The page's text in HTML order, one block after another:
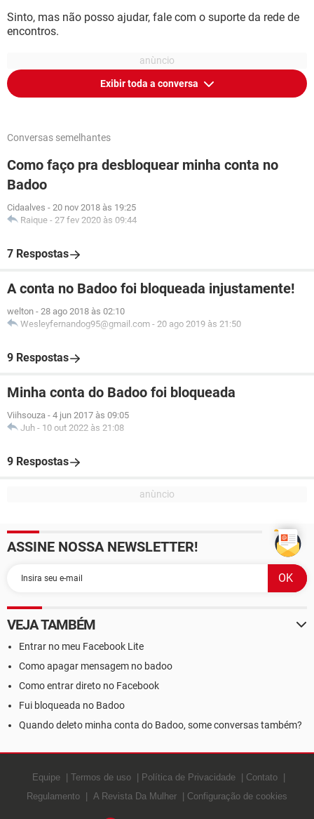
Sinto, mas não posso ajudar, fale com o suporte da rede de
encontros.
Exibir toda a conversa
Conversas semelhantes
Como faço pra desbloquear minha conta no
Badoo
Cidaalves - 20 nov 2018 às 19:25
Raique - 27 fev 2020 às 09:44
7 Respostas
A conta no Badoo foi bloqueada injustamente!
welton - 28 ago 2018 às 02:10
Wesleyfernandog95@gmail.com - 20 ago 2019 às 21:50
9 Respostas
Minha conta do Badoo foi bloqueada
Viihsouza - 4 jun 2017 às 09:05
Juh - 10 out 2022 às 21:08
9 Respostas
ASSINE NOSSA NEWSLETTER!
VEJA TAMBÉM
Entrar no meu Facebook Lite
Como apagar mensagem no badoo
Como entrar direto no Facebook
Fui bloqueada no Badoo
Quando deleto minha conta do Badoo, some conversas também?
Equipe Termos de uso Política de Privacidade
Contato
Regulamento
A Revista Da Mulher Configuração de cookies